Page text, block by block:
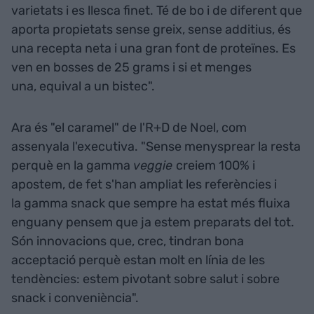
varietats i es llesca finet. Té de bo i de diferent que
aporta propietats sense greix, sense additius, és
una recepta neta i una gran font de proteïnes. Es
ven en bosses de 25 grams i si et menges
una, equival a un bistec".
Ara és "el caramel" de l'R+D de Noel, com
assenyala l'executiva. "Sense menysprear la resta
perquè en la gamma veggie creiem 100% i
apostem, de fet s'han ampliat les referències i
la gamma snack que sempre ha estat més fluixa
enguany pensem que ja estem preparats del tot.
Són innovacions que, crec, tindran bona
acceptació perquè estan molt en línia de les
tendències: estem pivotant sobre salut i sobre
snack i conveniència".